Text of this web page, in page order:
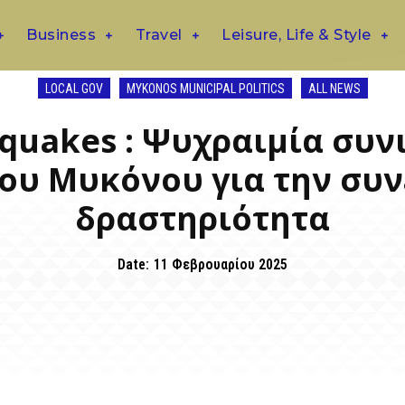
Business Travel Leisure, Life & Style
LOCAL GOV MYKONOS MUNICIPAL POLITICS ALL NEWS
: Ψυχραιμία
Μυκόνου για την
δραστηριότητα
Date: 11 Φεβρουαρίου 2025